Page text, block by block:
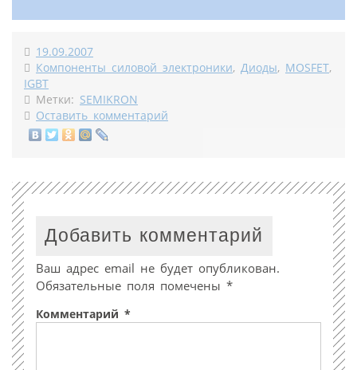
19.09.2007
Компоненты силовой электроники, Диоды, MOSFET,
IGBT
Метки: SEMIKRON
Оставить комментарий
Добавить комментарий
Ваш адрес email не будет опубликован.
Обязательные поля помечены *
Комментарий *